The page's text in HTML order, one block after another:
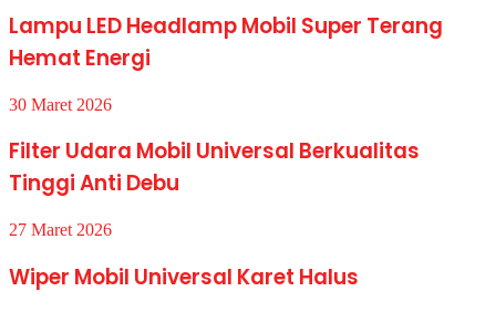
Lampu LED Headlamp Mobil Super Terang
Hemat Energi
30 Maret 2026
Filter Udara Mobil Universal Berkualitas
Tinggi Anti Debu
27 Maret 2026
Wiper Mobil Universal Karet Halus